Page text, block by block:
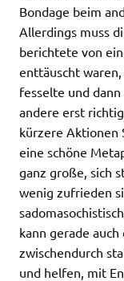
Bondage beim
Allerdings muss
berichtete von
enttäuscht
fesselte und
andere erst
kürzere Aktionen
eine schöne
ganz große, sich
wenig zufrieden
kann gerade auch
zwischendurch
und helfen, mit